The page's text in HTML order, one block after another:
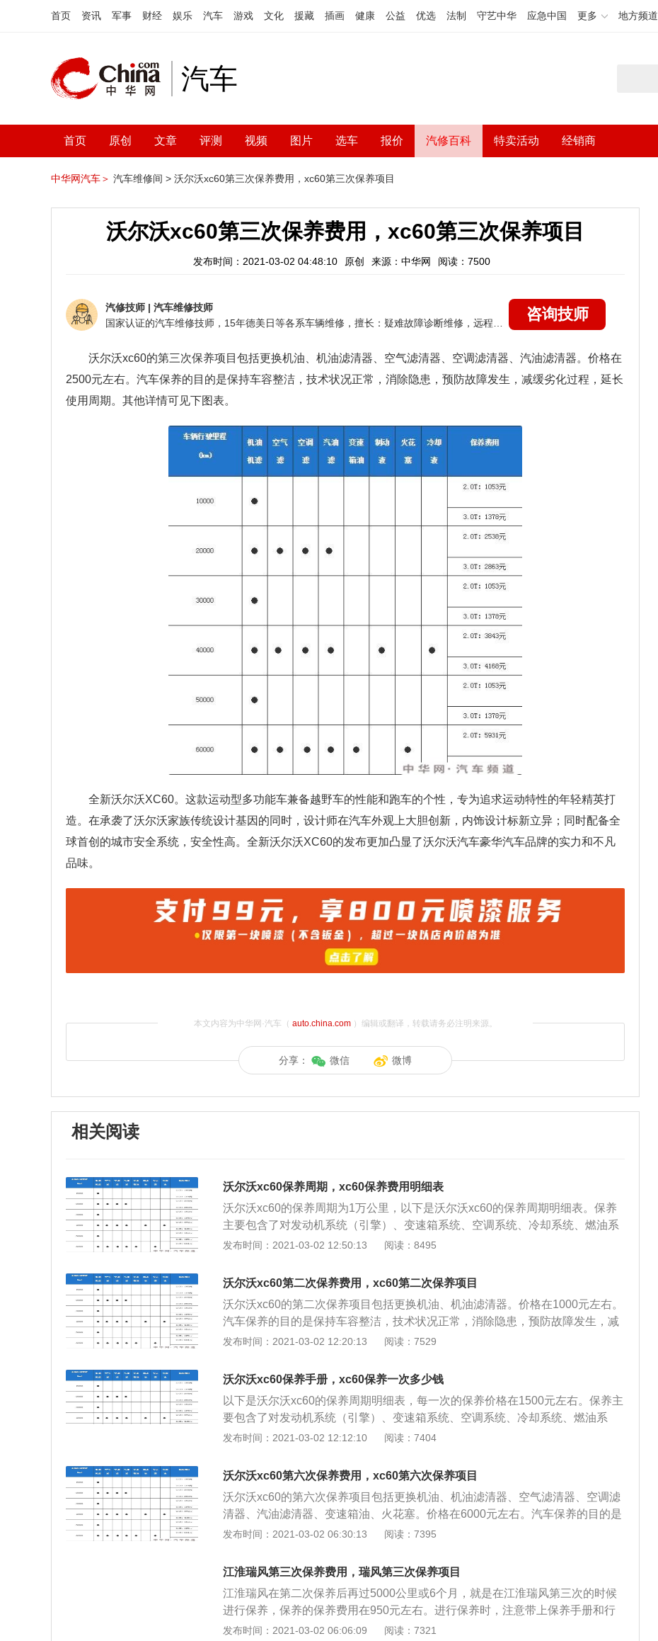
首页 资讯 军事 财经 娱乐 汽车 游戏 文化 援藏 插画 健康 公益 优选 法制 守艺中华 应急中国 更多 地方频道
汽车
首页 原创 文章 评测 视频 图片 选车 报价 汽修百科 特卖活动 经销商
中华网汽车＞ 汽车维修间 > 沃尔沃xc60第三次保养费用，xc60第三次保养项目
沃尔沃xc60第三次保养费用，xc60第三次保养项目
发布时间：2021-03-02 04:48:10 原创 来源：中华网 阅读：7500
汽修技师 | 汽车维修技师
咨询技师
沃尔沃xc60的第三次保养项目包括更换机油、机油滤清器、空气滤清器、空调滤清器、汽油滤清器。价格在
2500元左右。汽车保养的目的是保持车容整洁，技术状况正常，消除隐患，预防故障发生，减缓劣化过程，延长
使用周期。其他详情可见下图表。
全新沃尔沃XC60。这款运动型多功能车兼备越野车的性能和跑车的个性，专为追求运动特性的年轻精英打
造。在承袭了沃尔沃家族传统设计基因的同时，设计师在汽车外观上大胆创新，内饰设计标新立异；同时配备全
球首创的城市安全系统，安全性高。全新沃尔沃XC60的发布更加凸显了沃尔沃汽车豪华汽车品牌的实力和不凡
品味。
本文内容为中华网·汽车（ auto.china.com）编辑或翻译，转载请务必注明来源。
分享： 微信 微博
相关阅读
沃尔沃xc60保养周期，xc60保养费用明细表
沃尔沃xc60的保养周期为1万公里，以下是沃尔沃xc60的保养周期明细表。保养
主要包含了对发动机系统（引擎）、变速箱系统、空调系统、冷却系统、燃油系
统、动力转向系统等的保养范围。汽车保养的目的是保持车容整洁，技术状况正
小保养一般是指汽车行驶一定距离后，为保障车辆性能而在厂商规定的时间或里
程做的常规保养项目。主要包括更换机油和机油滤芯。 小保养的间隔：小保养的
时间取决于所用机油和机油滤芯的有效时间或里程。不同品牌级别的矿物质机
油、半合成机油、全合成机油有效期也不尽相同，请以厂商推荐为准。机油滤芯
一般分常规及长效两种，常规机油滤芯随机油一起更换，长效机油滤芯使用时间
机油和机油滤芯、空气滤芯、汽油滤芯的常规保养。 大保养的间隔：大保养是基
于小保养的存在，一般这两种保养交替进行。
发布时间：2021-03-02 12:50:13 阅读：8495
沃尔沃xc60第二次保养费用，xc60第二次保养项目
沃尔沃xc60的第二次保养项目包括更换机油、机油滤清器。价格在1000元左右。
汽车保养的目的是保持车容整洁，技术状况正常，消除隐患，预防故障发生，减
缓劣化过程，延长使用周期。其他详情可见下图表。 全新沃尔沃XC60。这款运
造。在承袭了沃尔沃家族传统设计基因的同时，设计师在汽车外观上大胆创新，
内饰设计标新立异；同时配备全球首创的城市安全系统，安全性高。全新沃尔沃
XC60的发布更加凸显了沃尔沃汽车豪华汽车品牌的实力和不凡品味。
发布时间：2021-03-02 12:20:13 阅读：7529
沃尔沃xc60保养手册，xc60保养一次多少钱
以下是沃尔沃xc60的保养周期明细表，每一次的保养价格在1500元左右。保养主
要包含了对发动机系统（引擎）、变速箱系统、空调系统、冷却系统、燃油系
统、动力转向系统等的保养范围。汽车保养的目的是保持车容整洁，技术状况正
汽车制造厂商，是以安全著称的传统汽车制造商。在重型机器制造方面沃尔沃也
颇有建树。沃尔沃每次推出一款新车，都会在安全和舒适领域有新技术呈现。最
新的S80L和XC60就是最好的说明。具有外形动感时尚；安全性能强大；动力强
劲的优点。
发布时间：2021-03-02 12:12:10 阅读：7404
沃尔沃xc60第六次保养费用，xc60第六次保养项目
沃尔沃xc60的第六次保养项目包括更换机油、机油滤清器、空气滤清器、空调滤
清器、汽油滤清器、变速箱油、火花塞。价格在6000元左右。汽车保养的目的是
保持车容整洁，技术状况正常，消除隐患，预防故障发生，减缓劣化过程，延长
越野车的性能和跑车的个性，专为追求运动特性的年轻精英打造。在承袭了沃尔
沃家族传统设计基因的同时，设计师在汽车外观上大胆创新，内饰设计标新立
异；同时配备全球首创的城市安全系统，安全性高。全新沃尔沃XC60的发布更
加凸显了沃尔沃汽车豪华汽车品牌的实力和不凡品味。
发布时间：2021-03-02 06:30:13 阅读：7395
江淮瑞风第三次保养费用，瑞风第三次保养项目
江淮瑞风在第二次保养后再过5000公里或6个月，就是在江淮瑞风第三次的时候
进行保养，保养的保养费用在950元左右。进行保养时，注意带上保养手册和行
驶证。 江淮瑞风的第三次保养需要进行机油、机油滤清器的更换。除此之外，还
发布时间：2021-03-02 06:06:09 阅读：7321